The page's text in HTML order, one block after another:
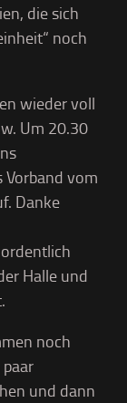
die sich
noch
wieder voll
Um 20.30
Vorband vom
Danke
Halle und
noch
und dann